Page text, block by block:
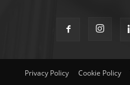
Privacy Policy Cookie Policy